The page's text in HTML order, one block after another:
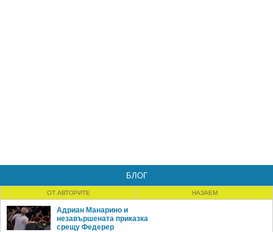
БЛОГ
ОТ АВТОРИТЕ НАЗАЕМ
Адриан Манарино и
незавършената приказка
срещу Федерер